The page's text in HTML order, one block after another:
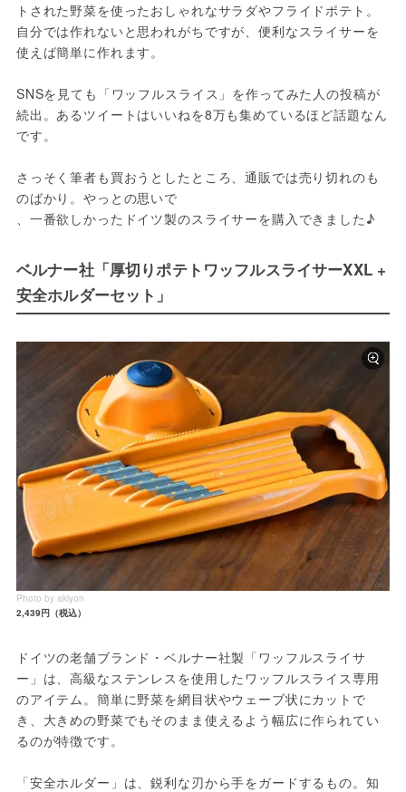
トされた野菜を使ったおしゃれなサラダやフライドポテト。
自分では作れないと思われがちですが、便利なスライサーを
使えば簡単に作れます。
SNSを見ても「ワッフルスライス」を作ってみた人の投稿が
続出。あるツイートはいいねを8万も集めているほど話題なん
です。
さっそく筆者も買おうとしたところ、通販では売り切れのも
のばかり。やっとの思いで
、一番欲しかったドイツ製のスライサーを購入できました♪
ベルナー社「厚切りポテトワッフルスライサーXXL +
安全ホルダーセット」
Photo by akiyon
2,439円（税込）
ドイツの老舗ブランド・ベルナー社製「ワッフルスライサ
ー」は、高級なステンレスを使用したワッフルスライス専用
のアイテム。簡単に野菜を網目状やウェーブ状にカットで
き、大きめの野菜でもそのまま使えるよう幅広に作られてい
るのが特徴です。
「安全ホルダー」は、鋭利な刃から手をガードするもの。知